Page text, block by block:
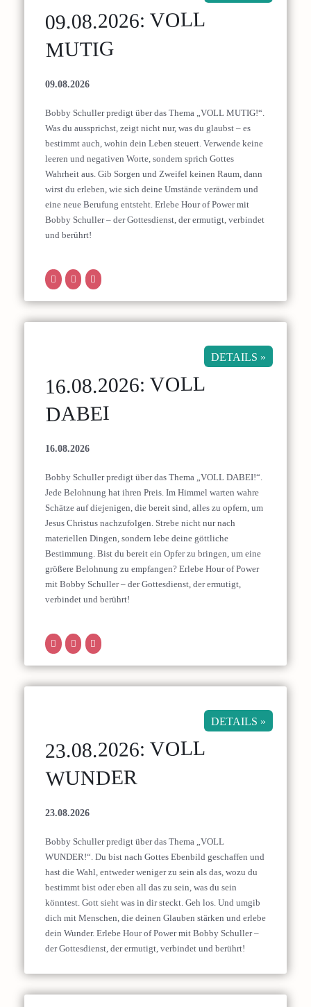
09.08.2026: VOLL
MUTIG
09.08.2026
Bobby Schuller predigt über das Thema „VOLL MUTIG!“.
Was du aussprichst, zeigt nicht nur, was du glaubst – es
bestimmt auch, wohin dein Leben steuert. Verwende keine
leeren und negativen Worte, sondern sprich Gottes
Wahrheit aus. Gib Sorgen und Zweifel keinen Raum, dann
wirst du erleben, wie sich deine Umstände verändern und
eine neue Berufung entsteht. Erlebe Hour of Power mit
Bobby Schuller – der Gottesdienst, der ermutigt, verbindet
und berührt!
DETAILS »
16.08.2026: VOLL
DABEI
16.08.2026
Bobby Schuller predigt über das Thema „VOLL DABEI!“.
Jede Belohnung hat ihren Preis. Im Himmel warten wahre
Schätze auf diejenigen, die bereit sind, alles zu opfern, um
Jesus Christus nachzufolgen. Strebe nicht nur nach
materiellen Dingen, sondern lebe deine göttliche
Bestimmung. Bist du bereit ein Opfer zu bringen, um eine
größere Belohnung zu empfangen? Erlebe Hour of Power
mit Bobby Schuller – der Gottesdienst, der ermutigt,
verbindet und berührt!
DETAILS »
23.08.2026: VOLL
WUNDER
23.08.2026
Bobby Schuller predigt über das Thema „VOLL
WUNDER!“. Du bist nach Gottes Ebenbild geschaffen und
hast die Wahl, entweder weniger zu sein als das, wozu du
bestimmt bist oder eben all das zu sein, was du sein
könntest. Gott sieht was in dir steckt. Geh los. Und umgib
dich mit Menschen, die deinen Glauben stärken und erlebe
dein Wunder. Erlebe Hour of Power mit Bobby Schuller –
der Gottesdienst, der ermutigt, verbindet und berührt!